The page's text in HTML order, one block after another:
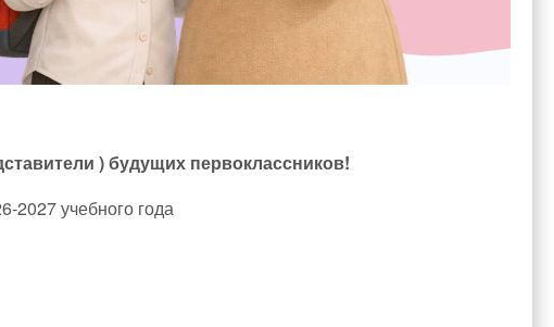
) будущих первоклассников!
2027 учебного года